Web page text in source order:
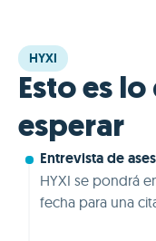
HYXI
Esto es
esperar
Entrevista de
HYXI se pondrá
fecha para una